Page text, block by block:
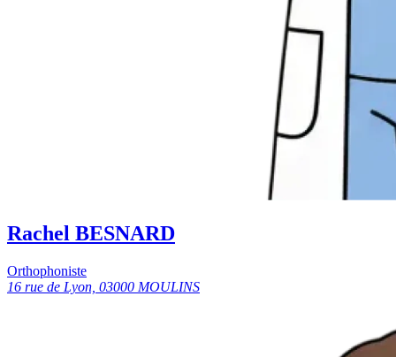
Rachel BESNARD
Orthophoniste
16 rue de Lyon, 03000 MOULINS